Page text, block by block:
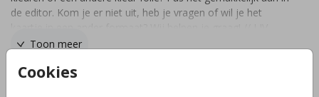
Cookies
de editor. Kom je er niet uit, heb je vragen of wil je het
Toon meer